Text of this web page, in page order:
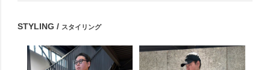
STYLING / スタイリング